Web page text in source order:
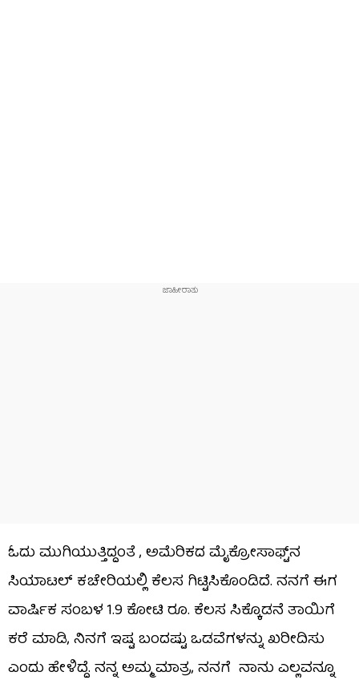
ಓದು ಮುಗಿಯುತ್ತಿದ್ದಂತೆ , ಅಮೆರಿಕದ ಮೈಕ್ರೋಸಾಫ್ಟ್‌ನ
ಸಿಯಾಟಲ್ ಕಚೇರಿಯಲ್ಲಿ ಕೆಲಸ ಗಿಟ್ಟಿಸಿಕೊಂಡಿದೆ. ನನಗೆ ಈಗ
ವಾರ್ಷಿಕ ಸಂಬಳ 1.9 ಕೋಟಿ ರೂ. ಕೆಲಸ ಸಿಕ್ಕೊಡನೆ ತಾಯಿಗೆ
ಕರೆ ಮಾಡಿ, ನಿನಗೆ ಇಷ್ಟ ಬಂದಷ್ಟು ಒಡವೆಗಳನ್ನು ಖರೀದಿಸು
ಎಂದು ಹೇಳಿದ್ದೆ. ನನ್ನ ಅಮ್ಮ ಮಾತ್ರ, ನನಗೆ ನಾನು ಎಲ್ಲವನ್ನೂ